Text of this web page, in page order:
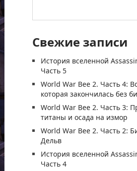
Свежие записи
История вселенной
Часть 5
World War Bee 2. Часть 4:
которая закончилась без
World War Bee 2. Часть 3:
титаны и осада на измор
World War Bee 2. Часть 2:
Дельв
История вселенной
Часть 4